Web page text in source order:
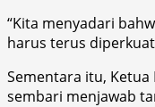
“Kita menyadari
harus terus
Sementara itu,
sembari menjawab